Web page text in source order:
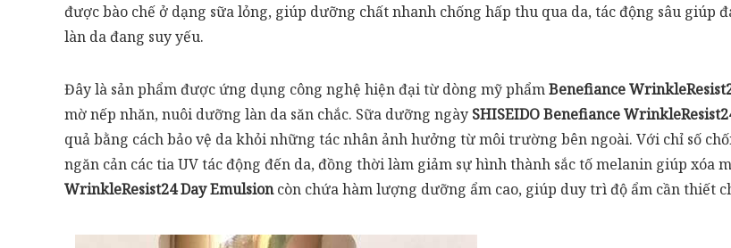
được bào chế ở dạng sữa lỏng, giúp dưỡng chất nhanh chống hấp thu qua da, tác động sâu giúp
làn da đang suy yếu.
Đây là sản phẩm được ứng dụng công nghệ hiện đại từ dòng mỹ phẩmBenefiance
mờ nếp nhăn, nuôi dưỡng làn da săn chắc. Sữa dưỡng ngày SHISEIDO Benefiance
quả bằng cách bảo vệ da khỏi những tác nhân ảnh hưởng từ môi trường bên ngoài. Với chỉ số
ngăn cản các tia UV tác động đến da, đồng thời làm giảm sự hình thành sắc tố melanin giúp xóa
WrinkleResist24 Day Emulsioncòn chứa hàm lượng dưỡng ẩm cao, giúp duy trì độ ẩm cần thiết